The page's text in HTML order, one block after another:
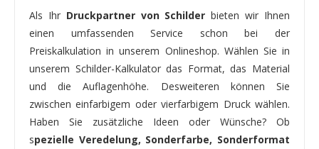
Als Ihr Druckpartner von Schilderbieten wir Ihnen
einen umfassenden Service schon bei der
Preiskalkulation in unserem Onlineshop. Wählen Sie in
unserem Schilder-Kalkulator das Format, das Material
und die Auflagenhöhe. Desweiteren können Sie
zwischen einfarbigem oder vierfarbigem Druck wählen.
Haben Sie zusätzliche Ideen oder Wünsche? Ob
spezielle Veredelung, Sonderfarbe, Sonderformat